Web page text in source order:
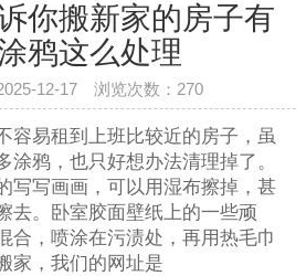
你搬新家的房子有
鸦这么处理
12-17 浏览次数：270
容易租到上班比较近的房子，虽
涂鸦，也只好想办法清理掉了。
写写画画，可以用湿布擦掉，甚
去。卧室胶面壁纸上的一些顽
合，喷涂在污渍处，再用热毛巾
家，我们的网址是